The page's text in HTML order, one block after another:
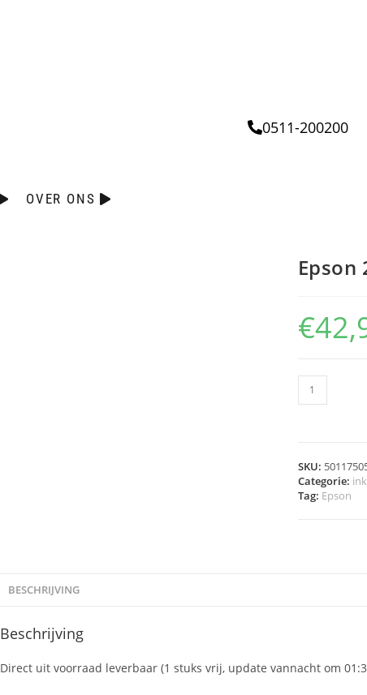
OVER ONS
0511-200200
Epson
€
SKU:
Categorie:
Tag: Epson
BESCHRIJVING
Beschrijving
Direct uit voorraad leverbaar (1 stuks vrij, update vannacht om